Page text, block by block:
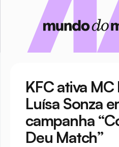
KFC ativa MC
Luísa Sonza
campanha
Deu Match”